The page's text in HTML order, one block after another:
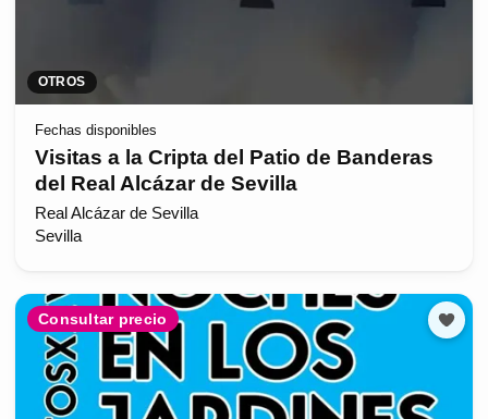
OTROS
Fechas disponibles
Visitas a la Cripta del Patio de Banderas
del Real Alcázar de Sevilla
Real Alcázar de Sevilla
Sevilla
Consultar precio